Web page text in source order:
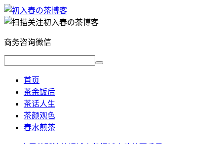
商务咨询微信
首页
茶余饭后
茶话人生
茶颜观色
春水煎茶